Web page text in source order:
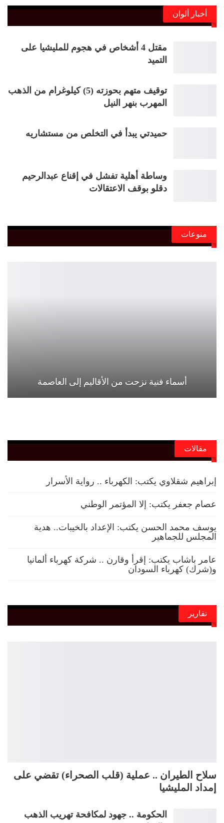
أخبار ألوان
مقتل 4 أشخاص في هجوم للمليشيا على
التميد
توقيف متهم بحوزته (5) كيلوغرام من الذهب
المهرب بنهر النيل
حميدتي يبدأ في التخلص من مستشاريه
وساطة أهلية تفشل في إقناع عبدالرحيم
دقلو بوقف الاعتقالات
منوعات
أسماء فنية نزحت من الأقاليم إلى العاصمة
مقالات
إبراهيم شقلاوي يكتب: الكهرباء .. رواية الأسرار
عصام جعفر يكتب: إلا المؤتمر الوطني
يوسف محمد الحسن يكتب: الإعداد بالخيبات.. هدية
المجلس للجماهير
عامر باشاب يكتب: إقرأ وقارن .. شركة كهرباء ألمانيا
و(شرك) كهرباء السودان
تقارير
سلاح الطيران .. عملية (قلب الصحراء) تقضي على
إمداد المليشيا
الحكومة .. جهود لمكافحة تهريب الذهب